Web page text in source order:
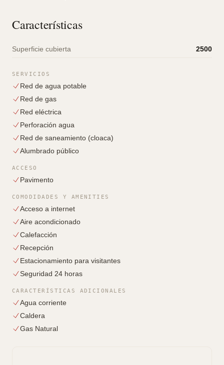
Características
Superficie cubierta 2500
SERVICIOS
Red de agua potable
Red de gas
Red eléctrica
Perforación agua
Red de saneamiento (cloaca)
Alumbrado público
ACCESO
Pavimento
COMODIDADES Y AMENITIES
Acceso a internet
Aire acondicionado
Calefacción
Recepción
Estacionamiento para visitantes
Seguridad 24 horas
CARACTERÍSTICAS ADICIONALES
Agua corriente
Caldera
Gas Natural